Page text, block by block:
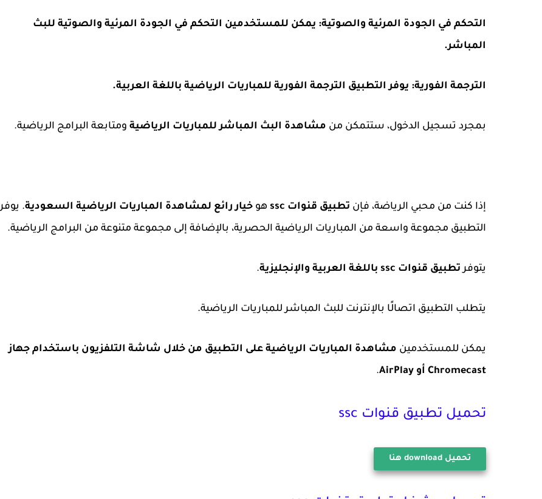
التحكم في الجودة المرئية والصوتية: يمكن للمستخدمين التحكم في الجودة المرئية والصوتية للبث
المباشر.
الترجمة الفورية: يوفر التطبيق الترجمة الفورية للمباريات الرياضية باللغة العربية.
بمجرد تسجيل الدخول، ستتمكن من مشاهدة البث المباشر للمباريات الرياضية ومتابعة البرامج الرياضية.
إذا كنت من محبي الرياضة، فإن تطبيق قنوات ssc هو خيار رائع لمشاهدة المباريات الرياضية السعودية. يوفر
التطبيق مجموعة واسعة من المباريات الرياضية الحصرية، بالإضافة إلى مجموعة متنوعة من البرامج الرياضية.
يتوفرتطبيق قنوات ssc باللغة العربية والإنجليزية .
يتطلب التطبيق اتصالًا بالإنترنت للبث المباشر للمباريات الرياضية.
يمكن للمستخدمين مشاهدة المباريات الرياضية على التطبيق من خلال شاشة التلفزيون باستخدام جهاز
Chromecast أو AirPlay
.
تحميل تطبيق قنوات ssc
تحميل هنا